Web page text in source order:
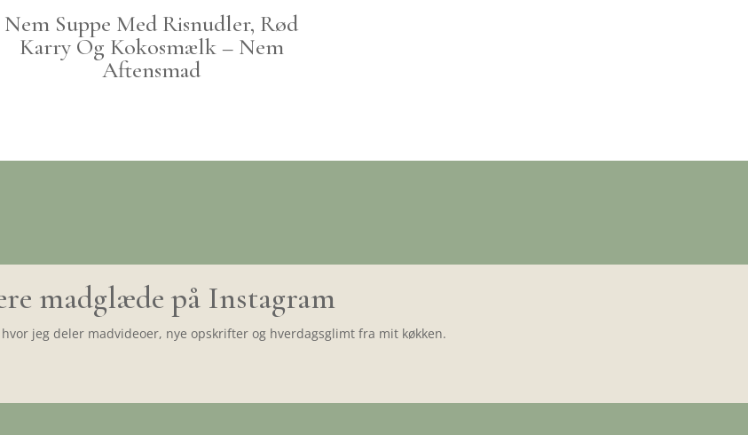
Nem Suppe Med Risnudler, Rød
Karry Og Kokosmælk – Nem
Aftensmad
madglæde på Instagram
jeg deler madvideoer, nye opskrifter og hverdagsglimt fra mit køkken.